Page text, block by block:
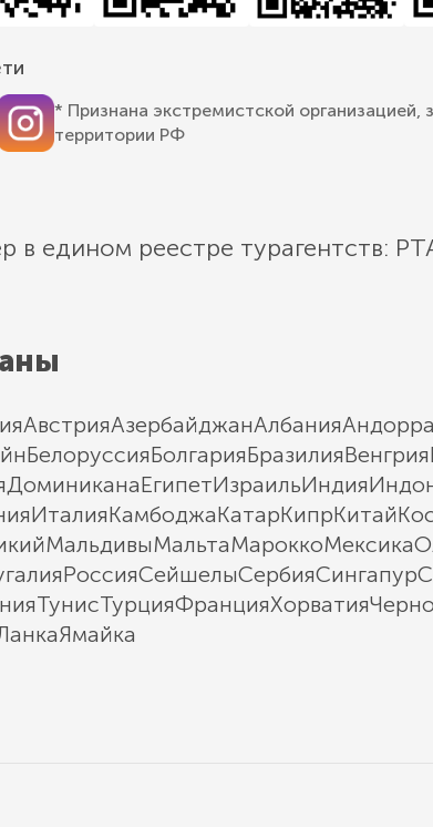
* Признана экстремистской организацией,
территории РФ
в едином реестре турагентств:
АвстрияАзербайджанАлбанияАндорра
БелоруссияБолгарияБразилияВенгрия
ДоминиканаЕгипетИзраильИндия
ИталияКамбоджаКатарКипрКитай
МальдивыМальтаМароккоМексика
РоссияСейшелыСербияСингапур
ТунисТурцияФранцияХорватия
Ямайка